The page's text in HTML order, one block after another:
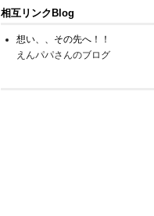
相互リンクBlog
想い、、その先へ！！
えんパパさんのブログ